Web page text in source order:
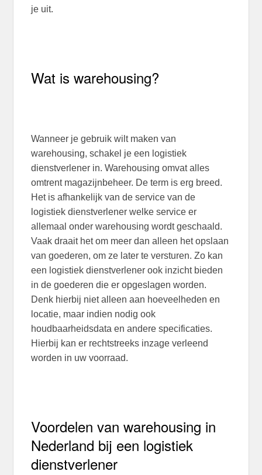
je uit.
Wat is warehousing?
Wanneer je gebruik wilt maken van
warehousing, schakel je een logistiek
dienstverlener in. Warehousing omvat alles
omtrent magazijnbeheer. De term is erg breed.
Het is afhankelijk van de service van de
logistiek dienstverlener welke service er
allemaal onder warehousing wordt geschaald.
Vaak draait het om meer dan alleen het opslaan
van goederen, om ze later te versturen. Zo kan
een logistiek dienstverlener ook inzicht bieden
in de goederen die er opgeslagen worden.
Denk hierbij niet alleen aan hoeveelheden en
locatie, maar indien nodig ook
houdbaarheidsdata en andere specificaties.
Hierbij kan er rechtstreeks inzage verleend
worden in uw voorraad.
Voordelen van warehousing in
Nederland bij een logistiek
dienstverlener